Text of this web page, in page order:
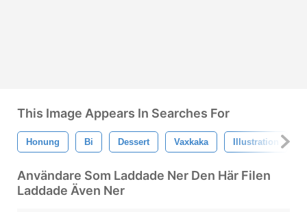
This Image Appears In Searches For
Honung Bi Dessert Vaxkaka Illustration
Användare Som Laddade Ner Den Här Filen
Laddade Även Ner